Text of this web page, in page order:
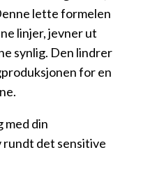
lette formelen
linjer, jevner ut
synlig. Den lindrer
for en
med din
det sensitive